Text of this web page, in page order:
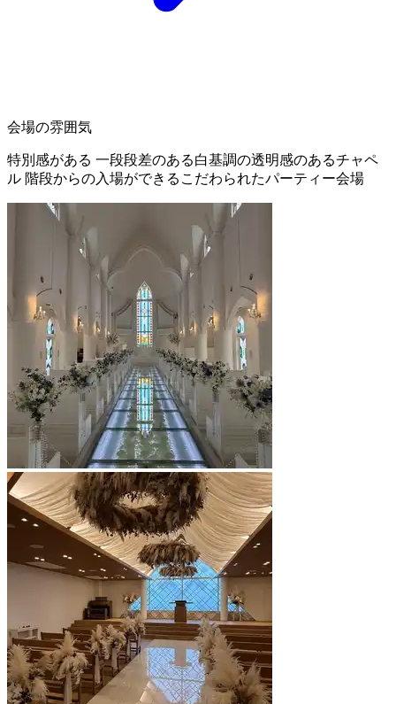
会場の雰囲気
特別感がある 一段段差のある白基調の透明感のあるチャペ
ル 階段からの入場ができるこだわられたパーティー会場